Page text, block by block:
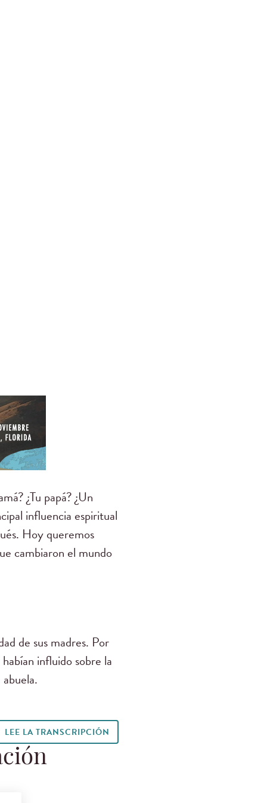
¿Tu papá? ¿Un
influencia espiritual
Hoy queremos
cambiaron el mundo
de sus madres. Por
influido sobre la
LEE LA TRANSCRIPCIÓN